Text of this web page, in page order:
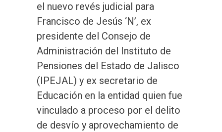
el nuevo revés judicial para
Francisco de Jesús ‘N’, ex
presidente del Consejo de
Administración del Instituto de
Pensiones del Estado de Jalisco
(IPEJAL) y ex secretario de
Educación en la entidad quien fue
vinculado a proceso por el delito
de desvío y aprovechamiento de